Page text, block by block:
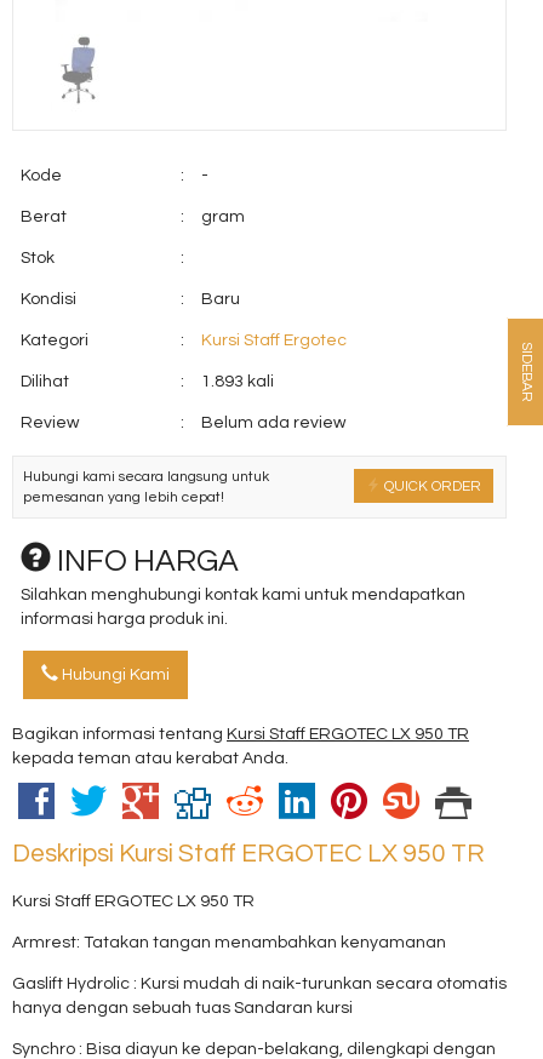
Kode : -
Berat : gram
Stok :
Kondisi : Baru
Kategori : Kursi Staff Ergotec
Dilihat : 1.893 kali
Review : Belum ada review
QUICK ORDER
Hubungi kami secara langsung untuk
pemesanan yang lebih cepat!
INFO HARGA
Silahkan menghubungi kontak kami untuk mendapatkan
informasi harga produk ini.
Hubungi Kami
Bagikan informasi tentang Kursi Staff ERGOTEC LX 950 TR
kepada teman atau kerabat Anda.
Deskripsi Kursi Staff ERGOTEC LX 950 TR
Kursi Staff ERGOTEC LX 950 TR
Armrest: Tatakan tangan menambahkan kenyamanan
Gaslift Hydrolic : Kursi mudah di naik-turunkan secara otomatis
hanya dengan sebuah tuas Sandaran kursi
Synchro : Bisa diayun ke depan-belakang, dilengkapi dengan
SIDEBAR